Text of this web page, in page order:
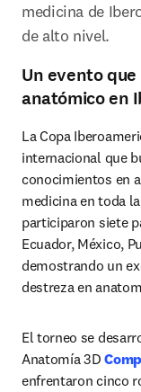
medicina de
de alto nivel.
Un evento
anatómico en
La Copa
internacional que
conocimientos en
medicina en toda
participaron siete
Ecuador, México,
demostrando un
destreza en
El torneo se
Anatomía 3D
enfrentaron cinco